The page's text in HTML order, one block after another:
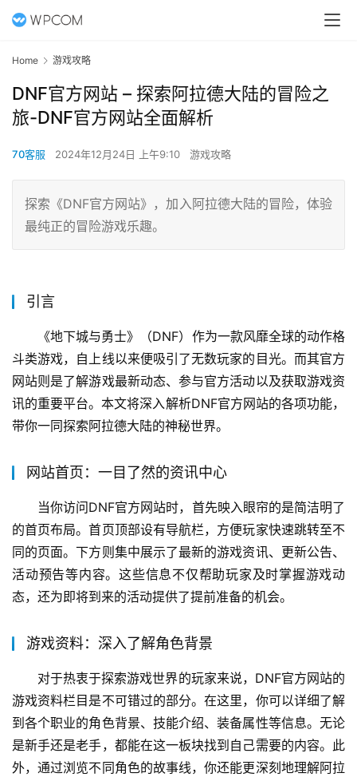
Home 游戏攻略
DNF官方网站 – 探索阿拉德大陆的冒险之
旅-DNF官方网站全面解析
70客服 2024年12月24日 上午9:10 游戏攻略
探索《DNF官方网站》，加入阿拉德大陆的冒险，体验
最纯正的冒险游戏乐趣。
引言
《地下城与勇士》（DNF）作为一款风靡全球的动作格
斗类游戏，自上线以来便吸引了无数玩家的目光。而其官方
网站则是了解游戏最新动态、参与官方活动以及获取游戏资
讯的重要平台。本文将深入解析DNF官方网站的各项功能，
带你一同探索阿拉德大陆的神秘世界。
网站首页：一目了然的资讯中心
当你访问DNF官方网站时，首先映入眼帘的是简洁明了
的首页布局。首页顶部设有导航栏，方便玩家快速跳转至不
同的页面。下方则集中展示了最新的游戏资讯、更新公告、
活动预告等内容。这些信息不仅帮助玩家及时掌握游戏动
态，还为即将到来的活动提供了提前准备的机会。
游戏资料：深入了解角色背景
对于热衷于探索游戏世界的玩家来说，DNF官方网站的
游戏资料栏目是不可错过的部分。在这里，你可以详细了解
到各个职业的角色背景、技能介绍、装备属性等信息。无论
是新手还是老手，都能在这一板块找到自己需要的内容。此
外，通过浏览不同角色的故事线，你还能更深刻地理解阿拉